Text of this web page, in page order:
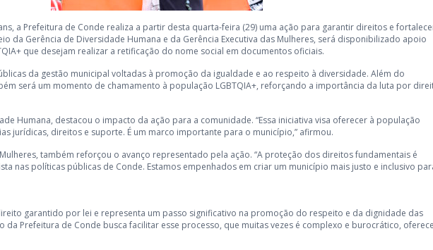
a Prefeitura de Conde realiza a partir desta quarta-feira (29) uma ação para garantir direitos e
da Gerência de Diversidade Humana e da Gerência Executiva das Mulheres, será disponibilizado apoio
que desejam realizar a retificação do nome social em documentos oficiais.
da gestão municipal voltadas à promoção da igualdade e ao respeito à diversidade. Além do
será um momento de chamamento à população LGBTQIA+, reforçando a importância da luta por
Humana, destacou o impacto da ação para a comunidade. “Essa iniciativa visa oferecer à população
jurídicas, direitos e suporte. É um marco importante para o município,” afirmou.
também reforçou o avanço representado pela ação. “A proteção dos direitos fundamentais é
nas políticas públicas de Conde. Estamos empenhados em criar um município mais justo e inclusivo
garantido por lei e representa um passo significativo na promoção do respeito e da dignidade das
da Prefeitura de Conde busca facilitar esse processo, que muitas vezes é complexo e burocrático,